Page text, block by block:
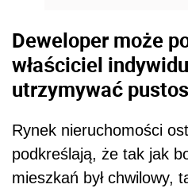
Deweloper może
właściciel
utrzymywać
Rynek nieruchomości
podkreślają, że tak jak
mieszkań był chwilowy,